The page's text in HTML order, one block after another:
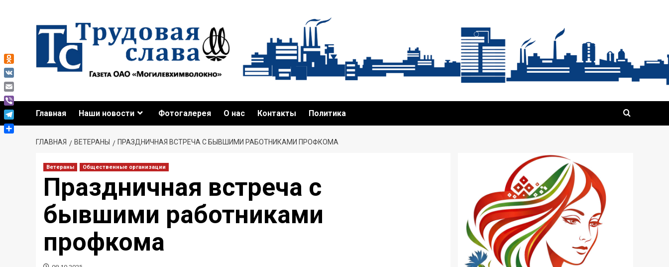
Главная Наши новости Фотогалерея О нас Контакты Политика
ГЛАВНАЯ ВЕТЕРАНЫ ПРАЗДНИЧНАЯ ВСТРЕЧА С БЫВШИМИ РАБОТНИКАМИ ПРОФКОМА
Ветераны Общественные организации
Праздничная встреча с
бывшими работниками
профкома
Odnoklassniki
VK
Email
Viber
Telegram
Отправить